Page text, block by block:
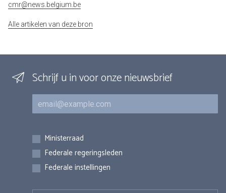
cmr@news.belgium.be
Alle artikelen van deze bron
Schrijf u in voor onze nieuwsbrief
E-mail
Inschrijvingen
Ministerraad
Federale regeringsleden
Federale instellingen